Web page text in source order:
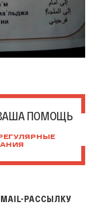
ПОМОЩЬ
РАССЫЛКУ